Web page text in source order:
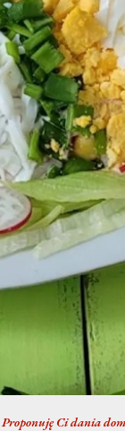
Ci dania